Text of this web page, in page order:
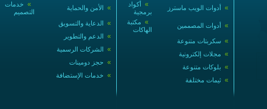
» خدمات
التصميم
» الأمن والحماية
» الدعاية والتسويق
» الدعم والتطوير
» الشركات الرسمية
» حجز دومينات
» خدمات الإستضافة
» أكواد
برمجية
» أدوات الويب ماسترز
» مكتبة
الهاكات
» أدوات المصممين
» سكربتات متنوعة
» مجلات إلكترونية
» بلوكات متنوعة
» ثيمات مختلفة